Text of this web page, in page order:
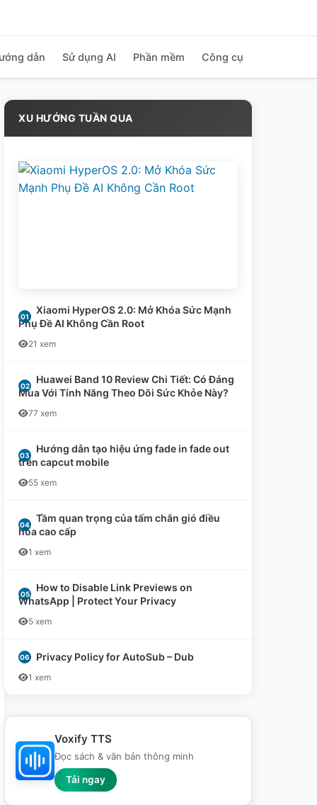
dẫn Sử dụng AI Phần mềm Công cụ
XU HƯỚNG TUẦN QUA
Xiaomi HyperOS 2.0: Mở Khóa Sức Mạnh
Phụ Đề AI Không Cần Root
21 xem
Huawei Band 10 Review Chi Tiết: Có Đáng
Mua Với Tính Năng Theo Dõi Sức Khỏe Này?
77 xem
Hướng dẫn tạo hiệu ứng fade in fade out
trên capcut mobile
55 xem
Tầm quan trọng của tấm chắn gió điều
hòa cao cấp
1 xem
How to Disable Link Previews on
WhatsApp | Protect Your Privacy
5 xem
Privacy Policy for AutoSub – Dub
1 xem
Voxify TTS
Đọc sách & văn bản thông minh
Tải ngay